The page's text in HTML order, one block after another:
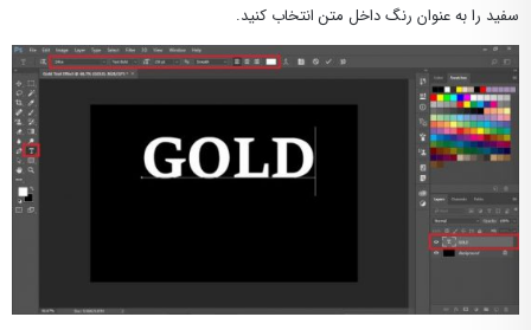
سفید را به عنوان رنگ داخل متن انتخاب کنید.